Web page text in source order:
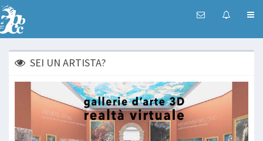
SEI UN ARTISTA?